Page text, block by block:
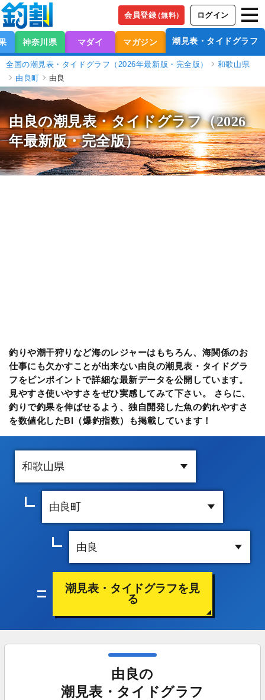
会員登録（無料） ログイン
神奈川県 マダイ マガジン 潮見表・タイドグラフ
全国の潮見表・タイドグラフ（2026年最新版・完全版）
和歌山県
由良町
由良
由良の潮見表・タイドグラフ（2026
年最新版・完全版）
釣りや潮干狩りなど海のレジャーはもちろん、海関係のお
仕事にも欠かすことが出来ない由良の潮見表・タイドグラ
フをピンポイントで詳細な最新データを公開しています。
見やすさ使いやすさをぜひ実感してみて下さい。 さらに、
釣りで釣果を伸ばせるよう、独自開発した魚の釣れやすさ
を数値化したBI（爆釣指数）も掲載しています！
潮見表・タイドグラフを見
る
由良の
潮見表・タイドグラフ